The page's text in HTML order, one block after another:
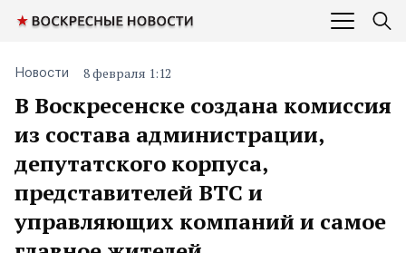
В Воскресенске создана комиссия
из состава администрации,
депутатского корпуса,
представителей ВТС и
управляющих компаний и самое
Новости 8 февраля 1:12